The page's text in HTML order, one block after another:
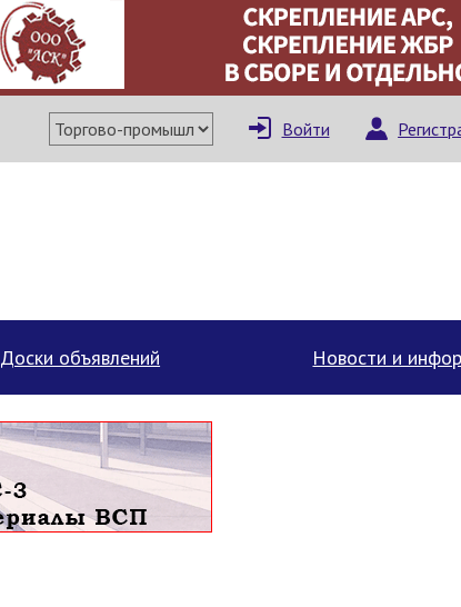
Войти
Доски объявлений Новости и
× Написать
Отмена Отправить сообщение